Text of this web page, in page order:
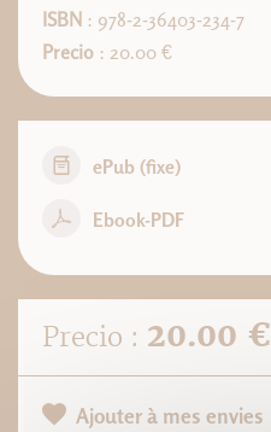
ISBN : 978-2-36403-234-7
Precio : 20.00 €
ePub (fixe)
Ebook-PDF
Precio : 20.00 €
Ajouter à mes envies